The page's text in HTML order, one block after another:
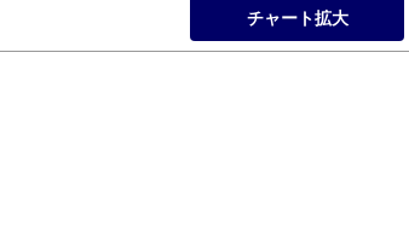
チャート拡大